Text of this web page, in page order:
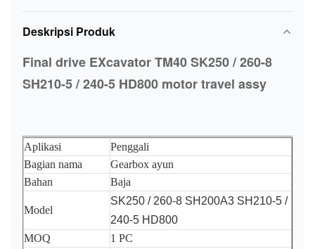
Deskripsi Produk
Final drive EXcavator TM40 SK250 / 260-8
SH210-5 / 240-5 HD800 motor travel assy
Aplikasi
Penggali
Bagian nama
Gearbox ayun
Bahan
Baja
Model
SK250 / 260-8 SH200A3 SH210-5 /
240-5 HD800
MOQ
1 PC